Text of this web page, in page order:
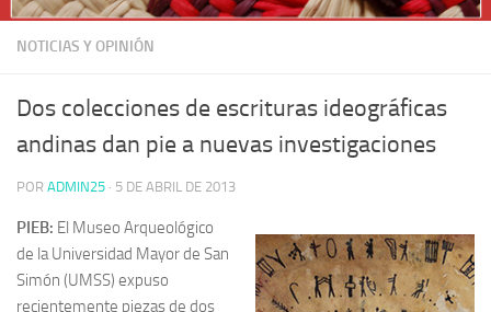
NOTICIAS Y OPINIÓN
Dos colecciones de escrituras ideográficas
andinas dan pie a nuevas investigaciones
POR ADMIN25 · 5 DE ABRIL DE 2013
PIEB: El Museo Arqueológico
de la Universidad Mayor de San
Simón (UMSS) expuso
recientemente piezas de dos